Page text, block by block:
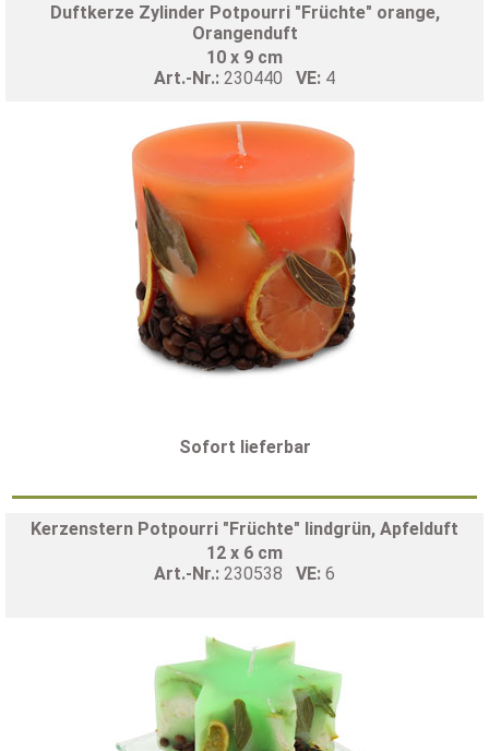
Duftkerze Zylinder Potpourri "Früchte" orange,
Orangenduft
10 x 9 cm
Art.-Nr.: 230440 VE: 4
Sofort lieferbar
Kerzenstern Potpourri "Früchte" lindgrün, Apfelduft
12 x 6 cm
Art.-Nr.: 230538 VE: 6